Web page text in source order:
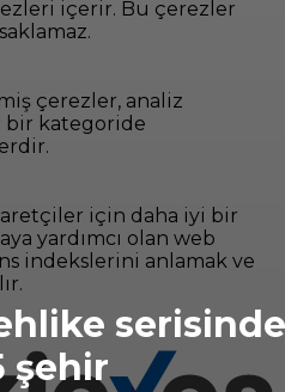
şehir
içerir. Bu çerezler
çerezler, analiz
bir kategoride
için daha iyi bir
yardımcı olan web
indekslerini anlamak ve